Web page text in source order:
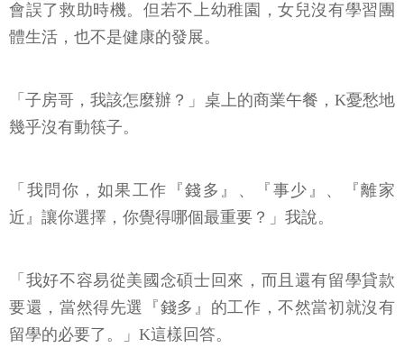
會誤了救助時機。但若不上幼稚園，女兒沒有學習團
體生活，也不是健康的發展。
「子房哥，我該怎麼辦？」桌上的商業午餐，K憂愁地
幾乎沒有動筷子。
「我問你，如果工作『錢多』、『事少』、『離家
近』讓你選擇，你覺得哪個最重要？」我說。
「我好不容易從美國念碩士回來，而且還有留學貸款
要還，當然得先選『錢多』的工作，不然當初就沒有
留學的必要了。」K這樣回答。